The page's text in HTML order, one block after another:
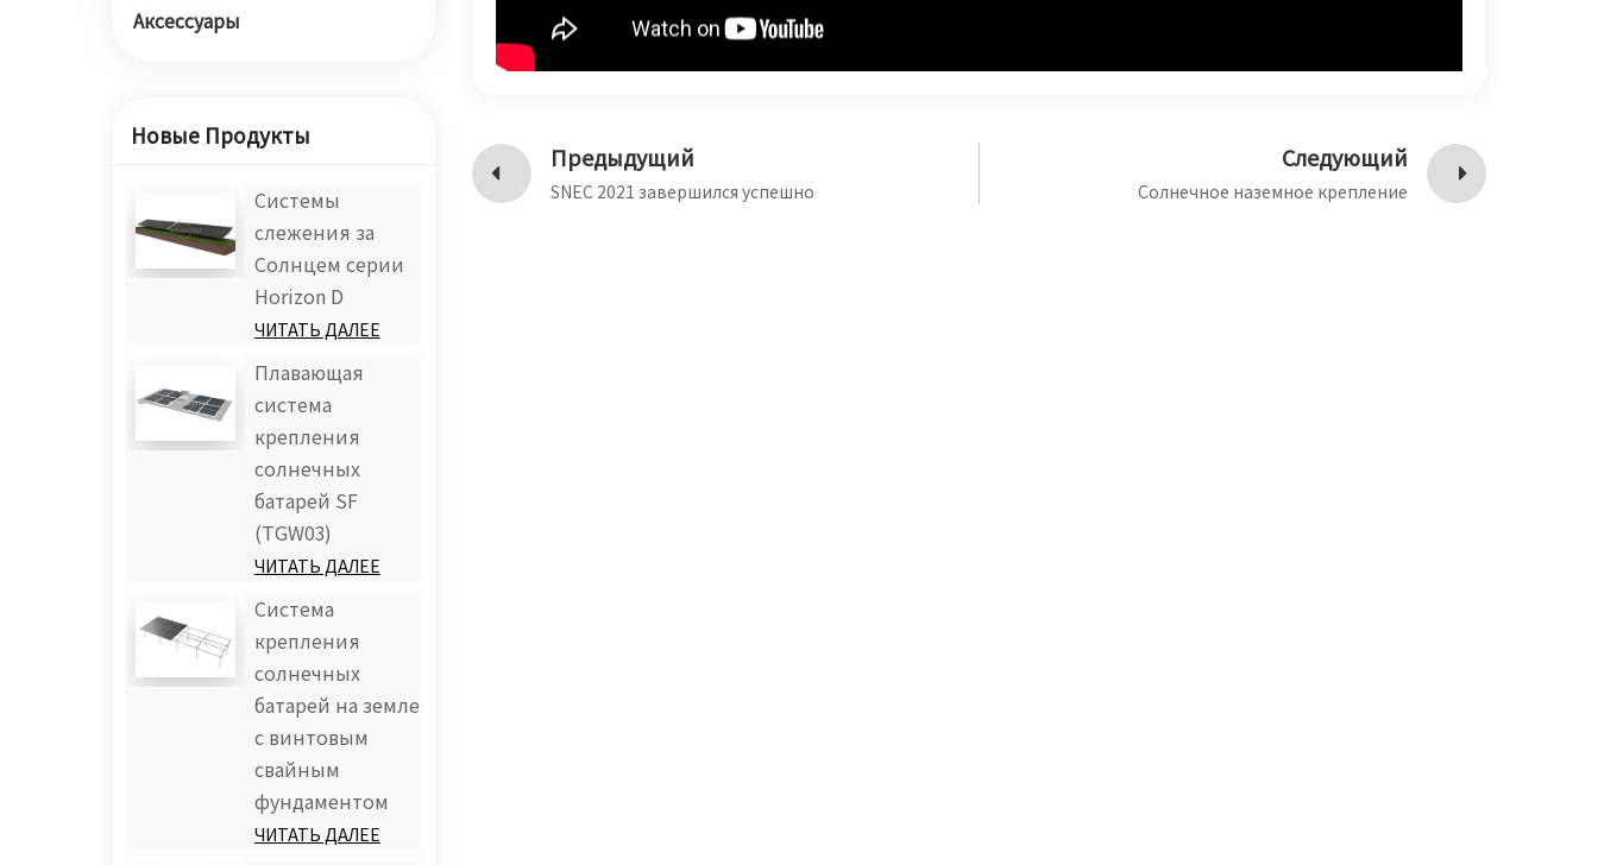
Аксессуары
Новые Продукты
Системы
слежения за
Солнцем серии
Horizon D
ЧИТАТЬ ДАЛЕЕ
Плавающая
система
крепления
солнечных
батарей SF
(TGW03)
ЧИТАТЬ ДАЛЕЕ
Система
крепления
солнечных
батарей на земле
с винтовым
свайным
фундаментом
ЧИТАТЬ ДАЛЕЕ
Предыдущий
SNEC 2021 завершился успешно
Следующий
Солнечное наземное крепление